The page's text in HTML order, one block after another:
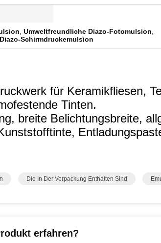
Umweltfreundliche Diazo-Fotomulsion
Schirmdruckemulsion
für Keramikfliesen,
Tinten.
breite Belichtungsbreite,
Die In Der Verpackung Enthalten Sind
erfahren?